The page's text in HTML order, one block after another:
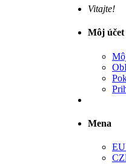
Vitajte!
Môj účet
Mena